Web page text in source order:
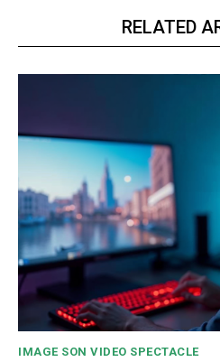
RELATED
IMAGE SON VIDEO SPECTACLE